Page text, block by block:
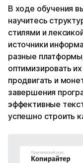
В ходе обучения
научитесь
стилями и
источники
разные
оптимизировать
продвигать и
завершения
эффективные
успешно строить